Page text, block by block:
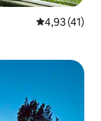
Priemerné
4,93 (41)